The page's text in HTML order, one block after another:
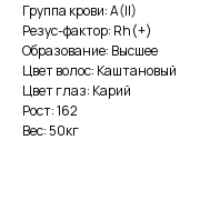
Группа крови: A(II)
Резус-фактор: Rh(+)
Образование: Высшее
Цвет волос: Каштановый
Цвет глаз: Карий
Рост: 162
Вес: 50кг